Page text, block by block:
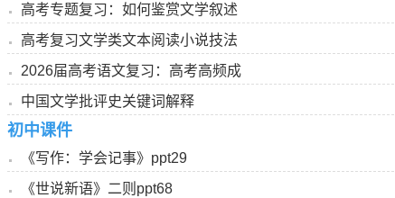
高考专题复习：如何鉴赏文学叙述
高考复习文学类文本阅读小说技法
2026届高考语文复习：高考高频成
中国文学批评史关键词解释
初中课件
《写作：学会记事》ppt29
《世说新语》二则ppt68